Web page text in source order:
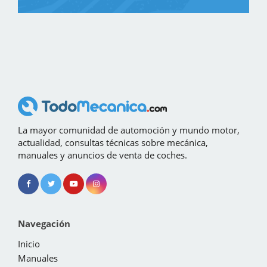
La mayor comunidad de automoción y mundo motor,
actualidad, consultas técnicas sobre mecánica,
manuales y anuncios de venta de coches.
Navegación
Inicio
Manuales